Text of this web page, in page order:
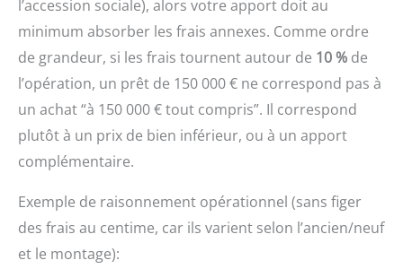
l’accession sociale), alors votre apport doit au
minimum absorber les frais annexes. Comme ordre
de grandeur, si les frais tournent autour de 10 % de
l’opération, un prêt de 150 000 € ne correspond pas à
un achat “à 150 000 € tout compris”. Il correspond
plutôt à un prix de bien inférieur, ou à un apport
complémentaire.
Exemple de raisonnement opérationnel (sans figer
des frais au centime, car ils varient selon l’ancien/neuf
et le montage):